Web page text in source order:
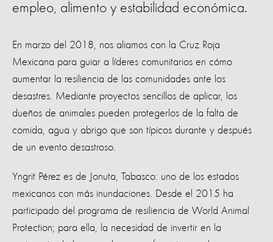
empleo, alimento y estabilidad económica.
En marzo del 2018, nos aliamos con la Cruz Roja
Mexicana para guiar a líderes comunitarios en cómo
aumentar la resiliencia de las comunidades ante los
desastres. Mediante proyectos sencillos de aplicar, los
dueños de animales pueden protegerlos de la falta de
comida, agua y abrigo que son típicos durante y después
de un evento desastroso.
Yngrit Pérez es de Jonuta, Tabasco: uno de los estados
mexicanos con más inundaciones. Desde el 2015 ha
participado del programa de resiliencia de World Animal
Protection; para ella, la necesidad de invertir en la